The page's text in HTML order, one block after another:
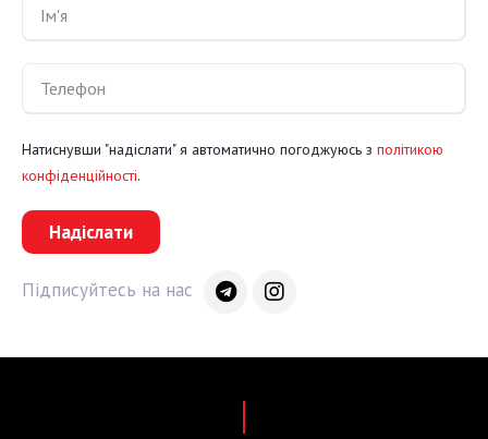
Натиснувши "надіслати" я автоматично погоджуюсь з політикою
конфіденційності.
Надіслати
Підписуйтесь на нас